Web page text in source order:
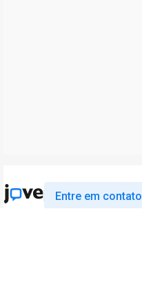
Entre em contato